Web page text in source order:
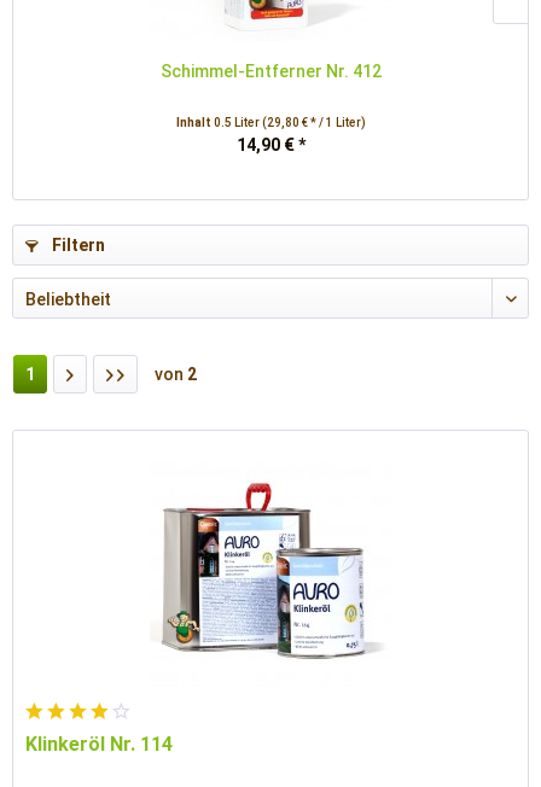
Schimmel-Entferner Nr. 412
Inhalt 0.5 Liter(29,80 € * / 1 Liter)
14,90 € *
Filtern
1 von 2
Klinkeröl Nr. 114